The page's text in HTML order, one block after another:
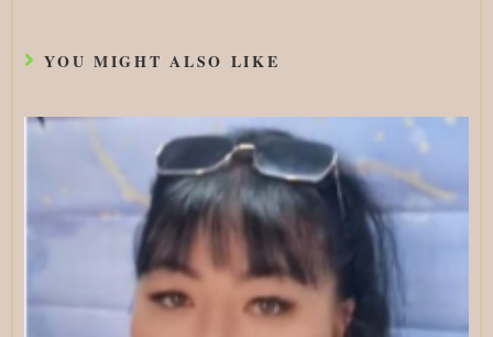
YOU MIGHT ALSO LIKE